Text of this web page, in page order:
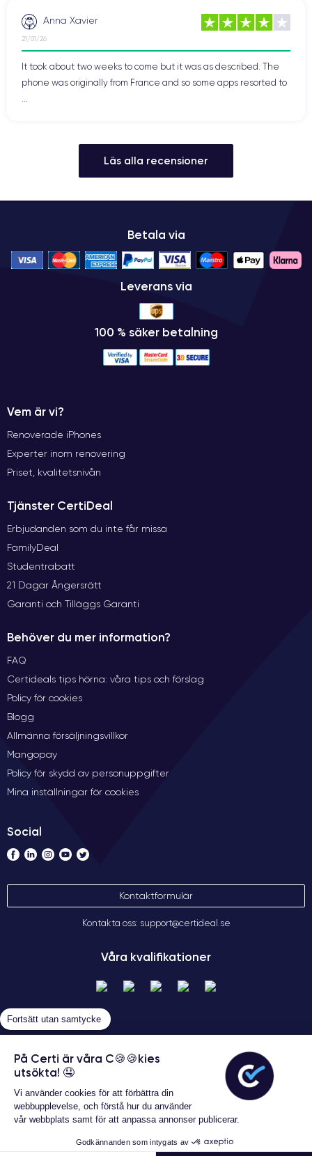
Garanterat 24 månader
Anna Xavier
21/01/26
It took about two weeks to come but it was as described. The
phone was originally from France and so some apps resorted to
Läs alla recensioner
Betala via
Leverans via
100 % säker betalning
Vem är vi?
Renoverade iPhones
Experter inom renovering
Priset, kvalitetsnivån
Tjänster CertiDeal
Erbjudanden som du inte får missa
FamilyDeal
Studentrabatt
21 Dagar Ångersrätt
Garanti och Tilläggs Garanti
Behöver du mer information?
FAQ
Certideals tips hörna: våra tips och förslag
Policy för cookies
Blogg
Allmänna försäljningsvillkor
Mangopay
Policy för skydd av personuppgifter
Mina inställningar för cookies
Social
Kontaktformulär
Kontakta oss: support@certideal.se
Våra kvalifikationer
Allmänna försäljningsvillkor
Certideal © 2026 Alla rättigheter
Fortsätt utan samtycke
På Certi är våra C🍪🍪kies
utsökta! 🤤
Vi använder cookies för att förbättra din
webbupplevelse, och förstå hur du använder
vår webbplats samt för att anpassa annonser publicerar.
Godkännanden som intygats av